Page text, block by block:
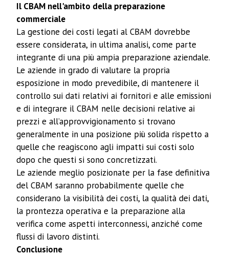
Il CBAM nell'ambito della preparazione
commerciale
La gestione dei costi legati al CBAM dovrebbe
essere considerata, in ultima analisi, come parte
integrante di una più ampia preparazione aziendale.
Le aziende in grado di valutare la propria
esposizione in modo prevedibile, di mantenere il
controllo sui dati relativi ai fornitori e alle emissioni
e di integrare il CBAM nelle decisioni relative ai
prezzi e all’approvvigionamento si trovano
generalmente in una posizione più solida rispetto a
quelle che reagiscono agli impatti sui costi solo
dopo che questi si sono concretizzati.
Le aziende meglio posizionate per la fase definitiva
del CBAM saranno probabilmente quelle che
considerano la visibilità dei costi, la qualità dei dati,
la prontezza operativa e la preparazione alla
verifica come aspetti interconnessi, anziché come
flussi di lavoro distinti.
Conclusione